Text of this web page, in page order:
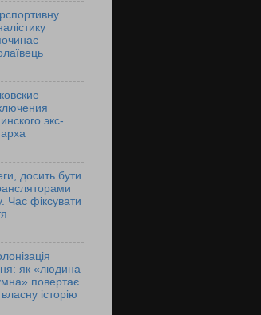
экс-
досить бути
Час фіксувати
як «людина
повертає
власну історію